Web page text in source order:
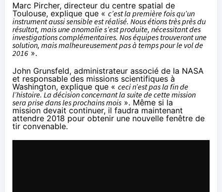
Marc Pircher, directeur du centre spatial de
Toulouse, explique que « c’est la première fois qu’un
instrument aussi sensible est réalisé. Nous étions très près du
résultat, mais une anomalie s’est produite, nécessitant des
investigations complémentaires. Nos équipes trouveront une
solution, mais malheureusement pas à temps pour le vol de
2016 ».
John Grunsfeld, administrateur associé de la NASA
et responsable des missions scientifiques à
Washington, explique que « ceci n’est pas la fin de
l’histoire. La décision concernant la suite de cette mission
sera prise dans les prochains mois ». Même si la
mission devait continuer, il faudra maintenant
attendre 2018 pour obtenir une nouvelle fenêtre de
tir convenable.